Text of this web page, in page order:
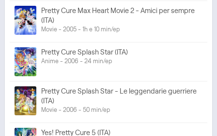
Pretty Cure Max Heart Movie 2 - Amici per sempre
(ITA)
Movie - 2005 - 1h e 10 min/ep
Pretty Cure Splash Star (ITA)
Anime - 2006 - 24 min/ep
Pretty Cure Splash Star - Le leggendarie guerriere
(ITA)
Movie - 2006 - 50 min/ep
Yes! Pretty Cure 5 (ITA)